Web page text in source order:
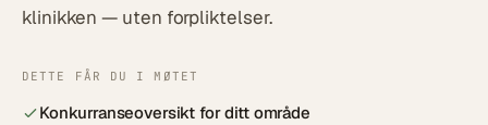
klinikken — uten forpliktelser.
DETTE FÅR DU I MØTET
Konkurranseoversikt for ditt område